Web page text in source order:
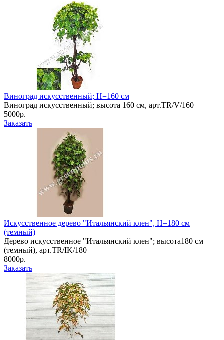
Виноград искусственный; Н=160 см
Виноград искусственный; высота 160 см, арт.TR/V/160
5000р.
Заказать
Искусственное дерево "Итальянский клен", Н=180 см
(темный)
Дерево искусственное "Итальянский клен"; высота180 см
(темный), арт.TR/IK/180
8000р.
Заказать